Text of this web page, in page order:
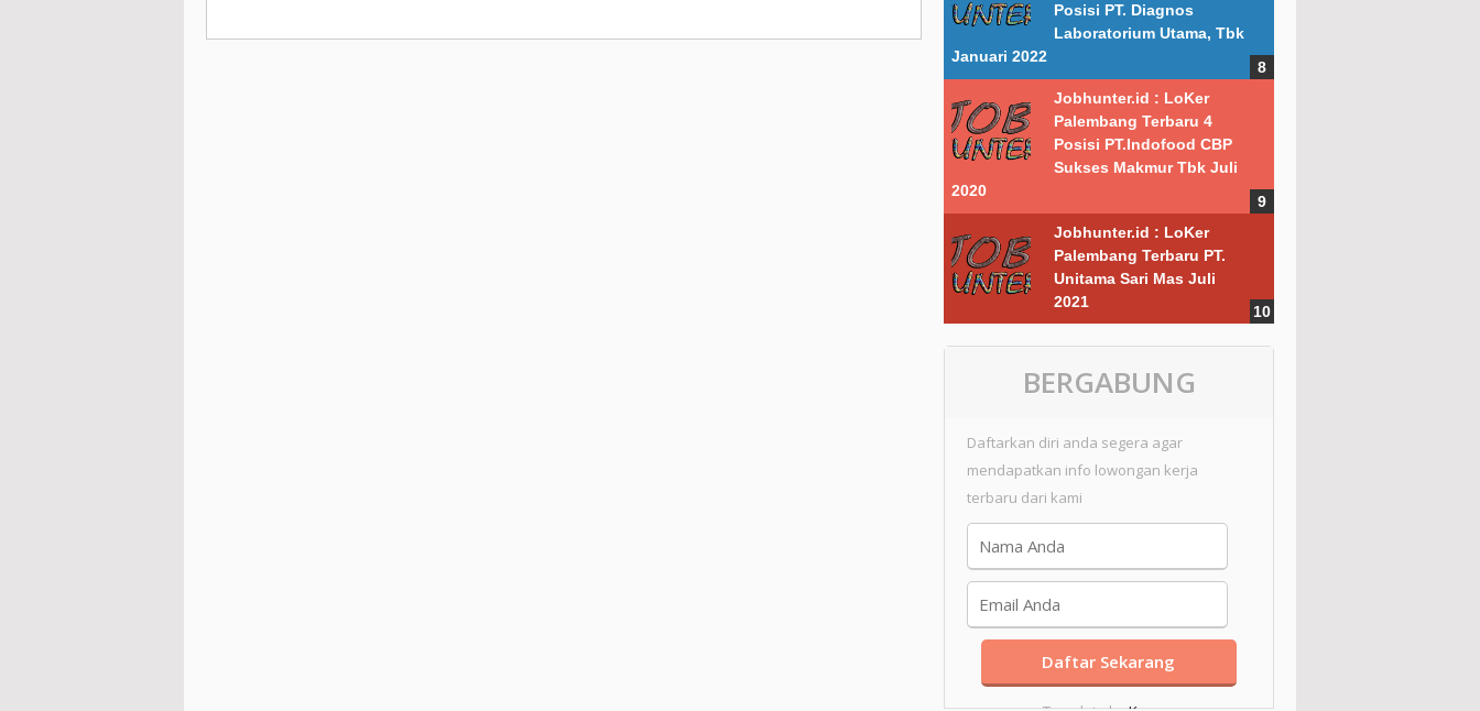
Posisi PT. Diagnos
Laboratorium Utama, Tbk
Januari 2022
Jobhunter.id : LoKer
Palembang Terbaru 4
Posisi PT.Indofood CBP
Sukses Makmur Tbk Juli
2020
Jobhunter.id : LoKer
Palembang Terbaru PT.
Unitama Sari Mas Juli
2021
BERGABUNG
Daftarkan diri anda segera agar
mendapatkan info lowongan kerja
terbaru dari kami